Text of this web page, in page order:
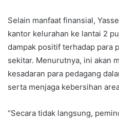
Selain manfaat finansial,
kantor kelurahan ke lantai 2
dampak positif terhadap para
sekitar. Menurutnya, ini akan
kesadaran para pedagang
serta menjaga kebersihan
“Secara tidak langsung,